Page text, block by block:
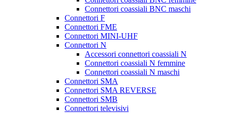
Connettori coassiali BNC maschi
Connettori F
Connettori FME
Connettori MINI-UHF
Connettori N
Accessori connettori coassiali N
Connettori coassiali N femmine
Connettori coassiali N maschi
Connettori SMA
Connettori SMA REVERSE
Connettori SMB
Connettori televisivi